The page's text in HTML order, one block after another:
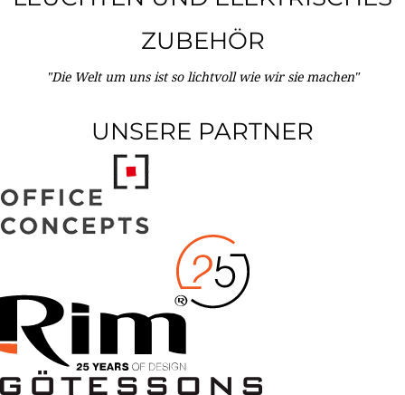
ZUBEHÖR
"Die Welt um uns ist so lichtvoll wie wir sie machen"
UNSERE PARTNER